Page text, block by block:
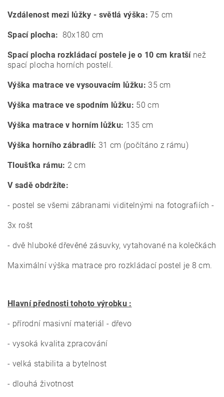
Vzdálenost mezi lůžky - světlá výška: 75 cm
Spací plocha: 80x180 cm
Spací plocha rozkládací postele je o 10 cm kratšínež
spací plocha horních postelí.
Výška matrace ve vysouvacím lůžku: 35 cm
Výška matrace ve spodním lůžku: 50 cm
Výška matrace v horním lůžku: 135 cm
Výška horního zábradlí: 31 cm (počítáno z rámu)
Tloušťka rámu: 2 cm
V sadě obdržíte:
- postel se všemi zábranami viditelnými na fotografiích -
3x rošt
- dvě hluboké dřevěné zásuvky, vytahované na kolečkách
Maximální výška matrace pro rozkládací postel je 8 cm.
Hlavní přednosti tohoto výrobku :
- přírodní masivní materiál - dřevo
- vysoká kvalita zpracování
- velká stabilita a bytelnost
- dlouhá životnost